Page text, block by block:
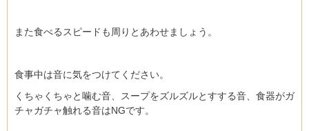
また食べるスピードも周りとあわせましょう。
食事中は音に気をつけてください。
くちゃくちゃと噛む音、スープをズルズルとすする音、食器がガ
チャガチャ触れる音はNGです。